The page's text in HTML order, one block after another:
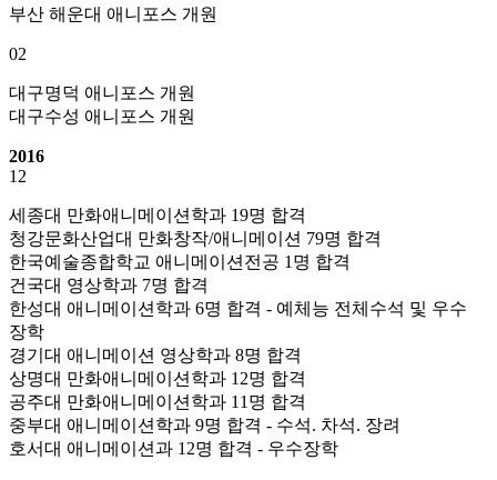
부산 해운대 애니포스 개원
02
대구명덕 애니포스 개원
대구수성 애니포스 개원
2016
12
세종대 만화애니메이션학과 19명 합격
청강문화산업대 만화창작/애니메이션 79명 합격
한국예술종합학교 애니메이션전공 1명 합격
건국대 영상학과 7명 합격
한성대 애니메이션학과 6명 합격 - 예체능 전체수석 및 우수
장학
경기대 애니메이션 영상학과 8명 합격
상명대 만화애니메이션학과 12명 합격
공주대 만화애니메이션학과 11명 합격
중부대 애니메이션학과 9명 합격 - 수석. 차석. 장려
호서대 애니메이션과 12명 합격 - 우수장학